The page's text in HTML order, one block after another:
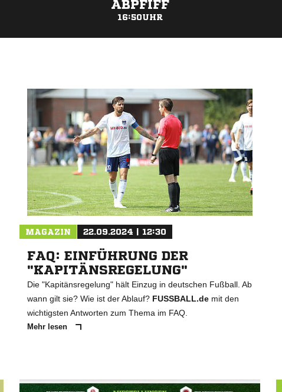
ABPFIFF
16:50UHR
MAGAZIN 22.09.2024 | 12:30
FAQ: EINFÜHRUNG DER
"KAPITÄNSREGELUNG"
Die "Kapitänsregelung" hält Einzug in deutschen Fußball. Ab
wann gilt sie? Wie ist der Ablauf? FUSSBALL.demit den
wichtigsten Antworten zum Thema im FAQ.
Mehr lesen